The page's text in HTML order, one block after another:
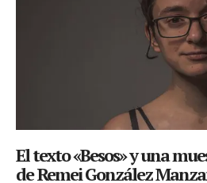
El texto «Besos» y una
de Remei González